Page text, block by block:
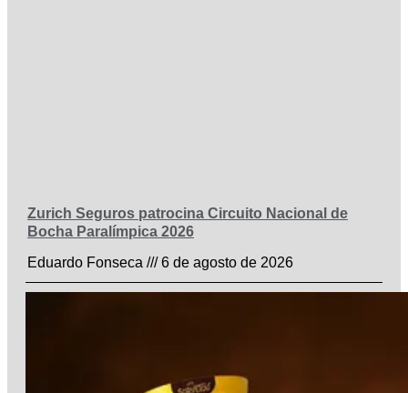
Zurich Seguros patrocina Circuito Nacional de
Bocha Paralímpica 2026
Eduardo Fonseca
6 de agosto de 2026